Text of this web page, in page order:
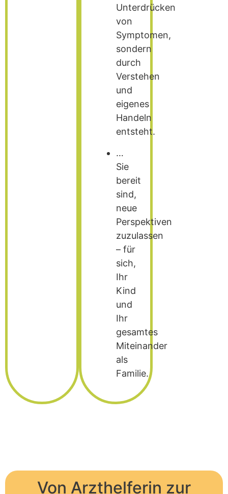
Unterdrücken
von
Symptomen,
sondern
durch
Verstehen
und
eigenes
Handeln
entsteht.
…
Sie
bereit
sind,
neue
Perspektiven
zuzulassen
– für
sich,
Ihr
Kind
und
Ihr
gesamtes
Miteinander
als
Familie.
Von Arzthelferin zur